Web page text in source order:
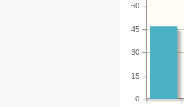
0
15
30
45
60